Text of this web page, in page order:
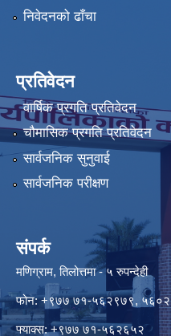
निवेदनको ढाँचा
प्रतिवेदन
वार्षिक प्रगति प्रतिवेदन
चौमासिक प्रगति प्रतिवेदन
सार्वजनिक सुनुवाई
सार्वजनिक परीक्षण
संपर्क
मणिग्राम, तिलोत्तमा - ५ रुपन्देही
फोन: +९७७ ७१-५६२९७९,
फ्याक्स: +९७७ ७१-५६२६५२